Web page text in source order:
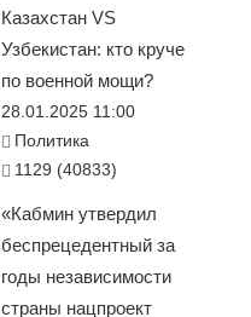
Казахстан VS
Узбекистан: кто круче
по военной мощи?
28.01.2025 11:00
Политика
1129 (40833)
«Кабмин утвердил
беспрецедентный за
годы независимости
страны нацпроект